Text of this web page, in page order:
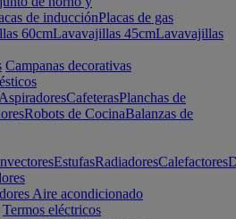
de inducciónPlacas de gas
60cmLavavajillas 45cmLavavajillas
Campanas decorativas
AspiradoresCafeterasPlanchas de
Robots de CocinaBalanzas de
EstufasRadiadoresCalefactores
Aire acondicionado
Termos eléctricos